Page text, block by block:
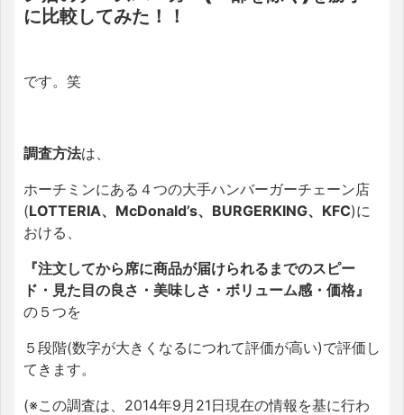
に比較してみた！！
です。笑
調査方法は、
ホーチミンにある４つの大手ハンバーガーチェーン店
(LOTTERIA、McDonald’s、 BURGERKING、KFC)に
おける、
『注文してから席に商品が届けられるまでのスピー
ド・見た目の良さ・美味しさ・ボリ ューム感・価格』
の５つを
５段階(数字が大きくなるにつれて評価が高い)で評価し
てきます。
(※この調査は、2014年9月21日現在の情報を基に行わ